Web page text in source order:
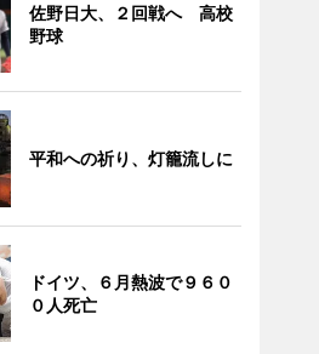
佐野日大、２回戦へ 高校
野球
平和への祈り、灯籠流しに
ドイツ、６月熱波で９６０
０人死亡